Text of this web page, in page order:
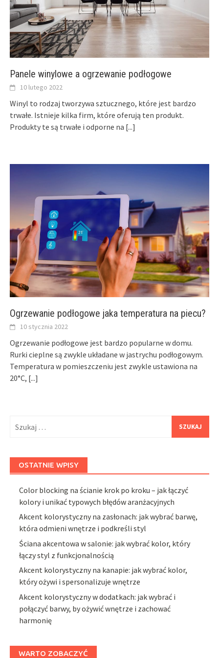
Panele winylowe a ogrzewanie podłogowe
10 lutego 2022
Winyl to rodzaj tworzywa sztucznego, które jest bardzo
trwałe. Istnieje kilka firm, które oferują ten produkt.
Produkty te są trwałe i odporne na [...]
Ogrzewanie podłogowe jaka temperatura na piecu?
10 stycznia 2022
Ogrzewanie podłogowe jest bardzo popularne w domu.
Rurki cieplne są zwykle układane w jastrychu podłogowym.
Temperatura w pomieszczeniu jest zwykle ustawiona na
20°C, [...]
OSTATNIE WPISY
Color blocking na ścianie krok po kroku – jak łączyć
kolory i unikać typowych błędów aranżacyjnych
Akcent kolorystyczny na zasłonach: jak wybrać barwę,
która odmieni wnętrze i podkreśli styl
Ściana akcentowa w salonie: jak wybrać kolor, który
łączy styl z funkcjonalnością
Akcent kolorystyczny na kanapie: jak wybrać kolor,
który ożywi i spersonalizuje wnętrze
Akcent kolorystyczny w dodatkach: jak wybrać i
połączyć barwy, by ożywić wnętrze i zachować
harmonię
WARTO ZOBACZYĆ